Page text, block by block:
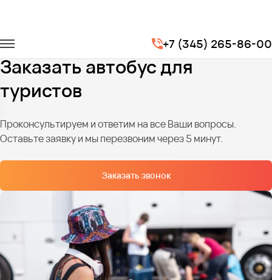
+7 (345) 265-86-00
Туристические маршруты
Автобус для туристов
Заказать автобус для
туристов
Проконсультируем и ответим на все Ваши вопросы.
Оставьте заявку и мы перезвоним через 5 минут.
Заказать звонок